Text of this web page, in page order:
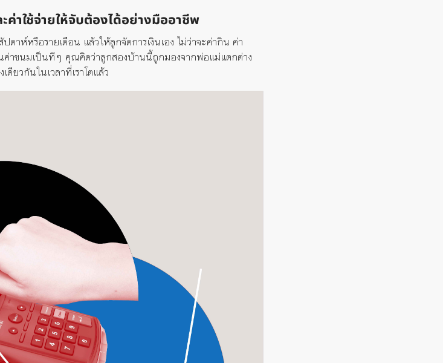
ค่าใช้จ่ายให้จับต้องได้อย่างมืออาชีพ
าห์หรือรายเดือน แล้วให้ลูกจัดการเงินเอง ไม่ว่าจะค่ากิน ค่า
าขนมเป็นทีๆ คุณคิดว่าลูกสองบ้านนี้ถูกมองจากพ่อแม่แตกต่าง
ดียวกันในเวลาที่เราโตแล้ว